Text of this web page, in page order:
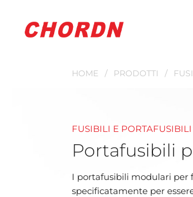
HOME PRODOTTI
FUSIBILI E PORTAFUSIBILI
Portafusibili
I portafusibili modulari per
specificatamente per